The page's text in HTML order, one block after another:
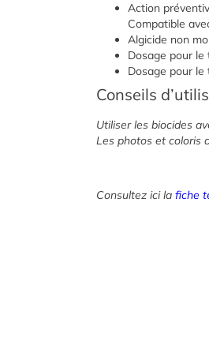
Action
Compatible
Algicide non
Dosage pour le
Dosage pour le
Conseils
Utiliser les biocides
Les photos et coloris
Consultez ici la fiche